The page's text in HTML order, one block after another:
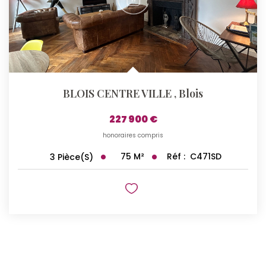
BLOIS CENTRE VILLE ,Blois
227 900 €
honoraires compris
3 Pièce(s) 75 M² Réf : C471SD